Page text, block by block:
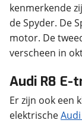
kenmerkende
de Spyder. De
motor. De
verscheen in
Audi R8 E-
Er zijn ook een
elektrische